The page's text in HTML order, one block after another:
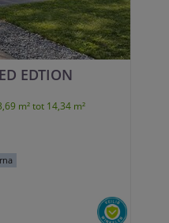
EDTION
m² tot 14,34 m²